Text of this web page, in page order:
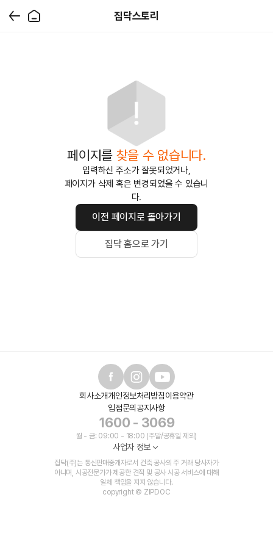
집닥스토리
페이지를 찾을 수 없습니다.
입력하신 주소가 잘못되었거나,
페이지가 삭제 혹은 변경되었을 수 있습니
다.
이전 페이지로 돌아가기
집닥 홈으로 가기
회사소개개인정보처리방침이용약관
입점문의 공지사항
1600 - 3069
월 - 금: 09:00 - 18:00 (주말/공휴일 제외)
사업자 정보
집닥(주)는 통신판매중개자로서 건축 공사의 주 거래 당사자가
아니며, 시공전문가가 제공한 견적 및 공사 시공 서비스에 대해
일체 책임을 지지 않습니다.
copyright © ZIPDOC